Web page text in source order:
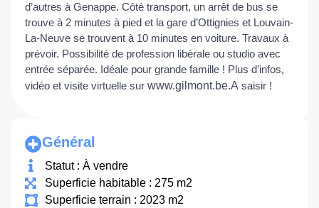
d’autres à Genappe. Côté transport, un arrêt de bus se
trouve à 2 minutes à pied et la gare d’Ottignies et Louvain-
La-Neuve se trouvent à 10 minutes en voiture. Travaux à
prévoir. Possibilité de profession libérale ou studio avec
entrée séparée. Idéale pour grande famille ! Plus d’infos,
vidéo et visite virtuelle sur www.gilmont.be.A saisir !
Général
Statut : À vendre
Superficie habitable : 275 m2
Superficie terrain : 2023 m2